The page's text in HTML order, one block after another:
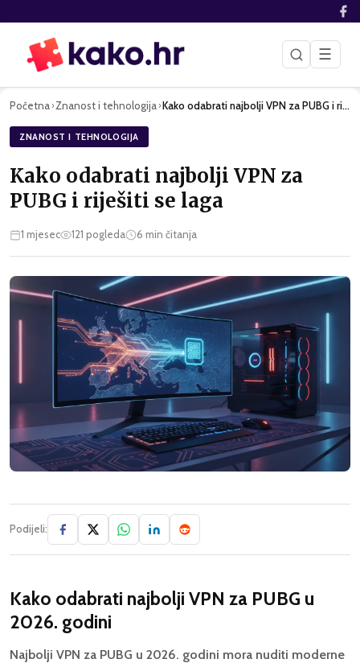
☰
Početna›Znanost i tehnologija› Kako odabrati najbolji VPN za PUBG i riješiti se laga
ZNANOST I TEHNOLOGIJA
Kako odabrati najbolji VPN za
PUBG i riješiti se laga
1 mjesec 121 pogleda 6 min čitanja
Podijeli:
Kako odabrati najbolji VPN za PUBG u
2026. godini
Najbolji VPN za PUBG u 2026. godini mora nuditi moderne